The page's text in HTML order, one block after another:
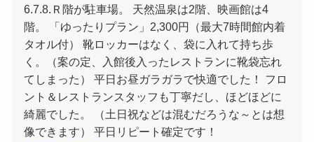
6.7.8.Ｒ階が駐車場。 天然温泉は2階、映画館は4
階。 「ゆったりプラン」2,300円（最大7時間館内着
タオル付） 靴ロッカーはなく、袋に入れて持ち歩
く。（案の定、入館後入ったレストランに靴袋忘れ
てしまった） 平日お昼ガラガラで快適でした！ フロ
ント＆レストランスタッフも丁寧だし、ほどほどに
綺麗でした。 （土日祝などは混むだろうな～とは想
像できます） 平日リピート確定です！